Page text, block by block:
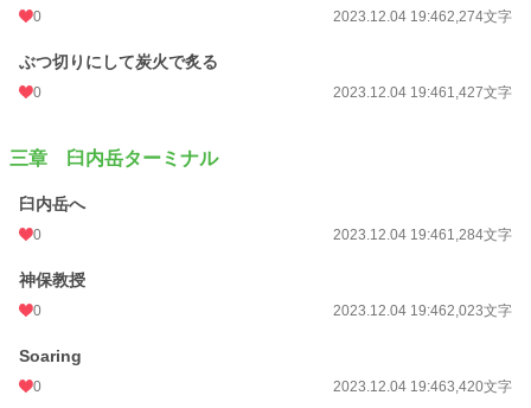
0 2023.12.04 19:462,274文字
ぶつ切りにして炭火で炙る
0 2023.12.04 19:461,427文字
三章 臼内岳ターミナル
臼内岳へ
0 2023.12.04 19:461,284文字
神保教授
0 2023.12.04 19:462,023文字
Soaring
0 2023.12.04 19:463,420文字